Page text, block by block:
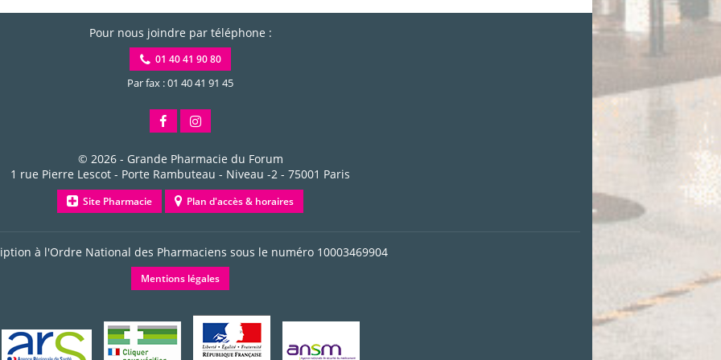
Pour nous joindre par téléphone :
01 40 41 90 80
Par fax : 01 40 41 91 45
© 2026 - Grande Pharmacie du Forum
1 rue Pierre Lescot - Porte Rambuteau - Niveau -2 - 75001 Paris
Site Pharmacie Plan d'accès & horaires
à l'Ordre National des Pharmaciens sous le numéro 10003469904
Mentions légales